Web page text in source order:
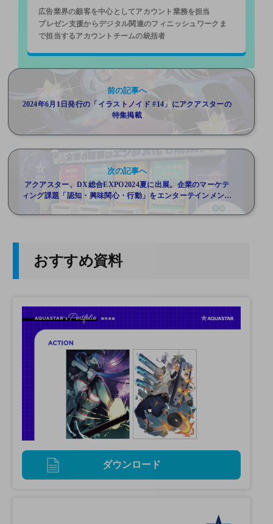
広告業界の顧客を中心としてアカウント業務を担当
プレゼン支援からデジタル関連のフィニッシュワークま
で担当するアカウントチームの統括者
前の記事へ
2024年6月1日発行の「イラストノイド #14」にアクアスターの
特集掲載
次の記事へ
アクアスター、DX総合EXPO2024夏に出展。企業のマーケテ
ィング課題「認知・興味関心・行動」をエンターテインメント
で解決するデジタルコンテンツ事例を展示(6/11～13)
おすすめ資料
ダウンロード